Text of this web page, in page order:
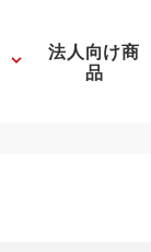
法人向け商
品